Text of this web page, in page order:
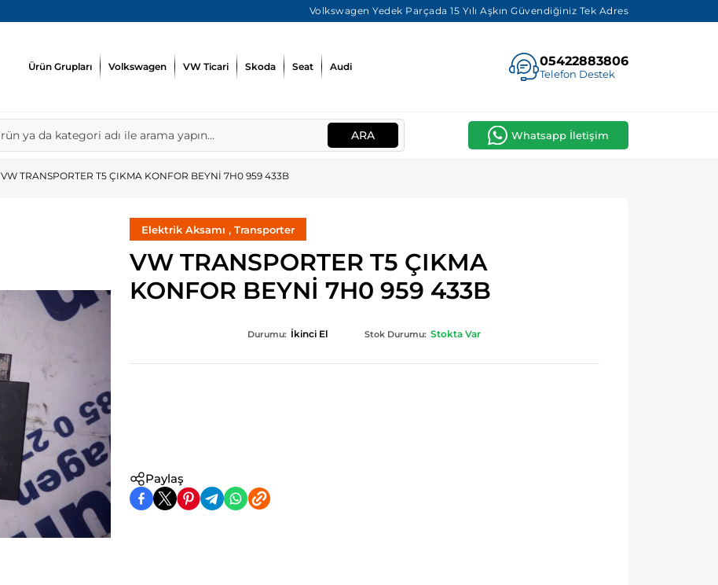
Volkswagen Yedek Parçada 15 Yılı Aşkın Güvendiğiniz Tek Adres
Ürün Grupları Volkswagen VW Ticari Skoda Seat Audi 05422883806
Telefon Destek
ARA Whatsapp İletişim
VW TRANSPORTER T5 ÇIKMA KONFOR BEYNİ 7H0 959 433B
Elektrik Aksamı ,Transporter
VW TRANSPORTER T5 ÇIKMA
KONFOR BEYNİ 7H0 959 433B
Durumu: İkinci El Stok Durumu: Stokta Var
Paylaş